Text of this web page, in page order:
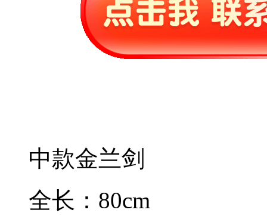
中款金兰剑
全长：80cm